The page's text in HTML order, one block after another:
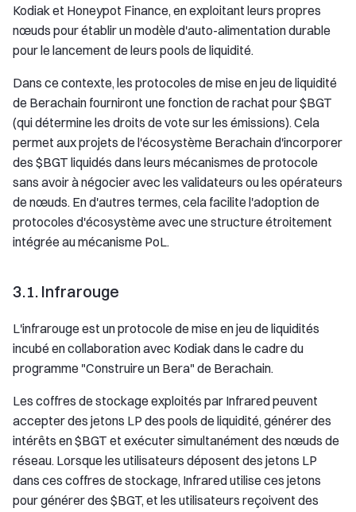
Kodiak et Honeypot Finance, en exploitant leurs propres
nœuds pour établir un modèle d'auto-alimentation durable
pour le lancement de leurs pools de liquidité.
Dans ce contexte, les protocoles de mise en jeu de liquidité
de Berachain fourniront une fonction de rachat pour $BGT
(qui détermine les droits de vote sur les émissions). Cela
permet aux projets de l'écosystème Berachain d'incorporer
des $BGT liquidés dans leurs mécanismes de protocole
sans avoir à négocier avec les validateurs ou les opérateurs
de nœuds. En d'autres termes, cela facilite l'adoption de
protocoles d'écosystème avec une structure étroitement
intégrée au mécanisme PoL.
3.1. Infrarouge
L'infrarouge est un protocole de mise en jeu de liquidités
incubé en collaboration avec Kodiak dans le cadre du
programme "Construire un Bera" de Berachain.
Les coffres de stockage exploités par Infrared peuvent
accepter des jetons LP des pools de liquidité, générer des
intérêts en $BGT et exécuter simultanément des nœuds de
réseau. Lorsque les utilisateurs déposent des jetons LP
dans ces coffres de stockage, Infrared utilise ces jetons
pour générer des $BGT, et les utilisateurs reçoivent des